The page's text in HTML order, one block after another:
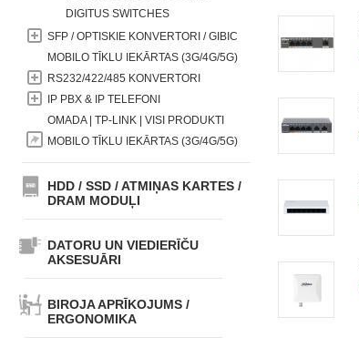
DIGITUS SWITCHES
SFP / OPTISKIE KONVERTORI / GIBIC
MOBILO TĪKLU IEKĀRTAS (3G/4G/5G)
RS232/422/485 KONVERTORI
IP PBX & IP TELEFONI
OMADA | TP-LINK | VISI PRODUKTI
MOBILO TĪKLU IEKĀRTAS (3G/4G/5G)
HDD / SSD / ATMIŅAS KARTES /
DRAM MODUĻI
DATORU UN VIEDIERĪČU
AKSESUĀRI
BIROJA APRĪKOJUMS /
ERGONOMIKA